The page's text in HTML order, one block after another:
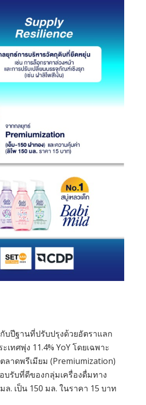
กับปีฐานที่ปรับปรุงด้วยอัตราแลก
ทศพุ่ง 11.4% YoY โดยเฉพาะ
ลาดพรีเมียม (Premiumization)
บรับที่ดีของกลุ่มเครื่องดื่มทาง
. เป็น 150 มล. ในราคา 15 บาท